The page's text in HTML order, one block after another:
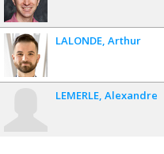
LALONDE Arthur
LEMERLE Alexandre